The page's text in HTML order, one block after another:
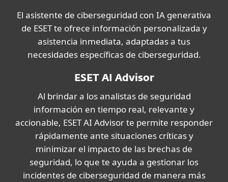
El asistente de ciberseguridad con IA generativa
de ESET te ofrece información personalizada y
asistencia inmediata, adaptadas a tus
necesidades específicas de ciberseguridad.
ESET AI Advisor
Al brindar a los analistas de seguridad
información en tiempo real, relevante y
accionable, ESET AI Advisor te permite responder
rápidamente ante situaciones críticas y
minimizar el impacto de las brechas de
seguridad, lo que te ayuda a gestionar los
incidentes de ciberseguridad de manera más